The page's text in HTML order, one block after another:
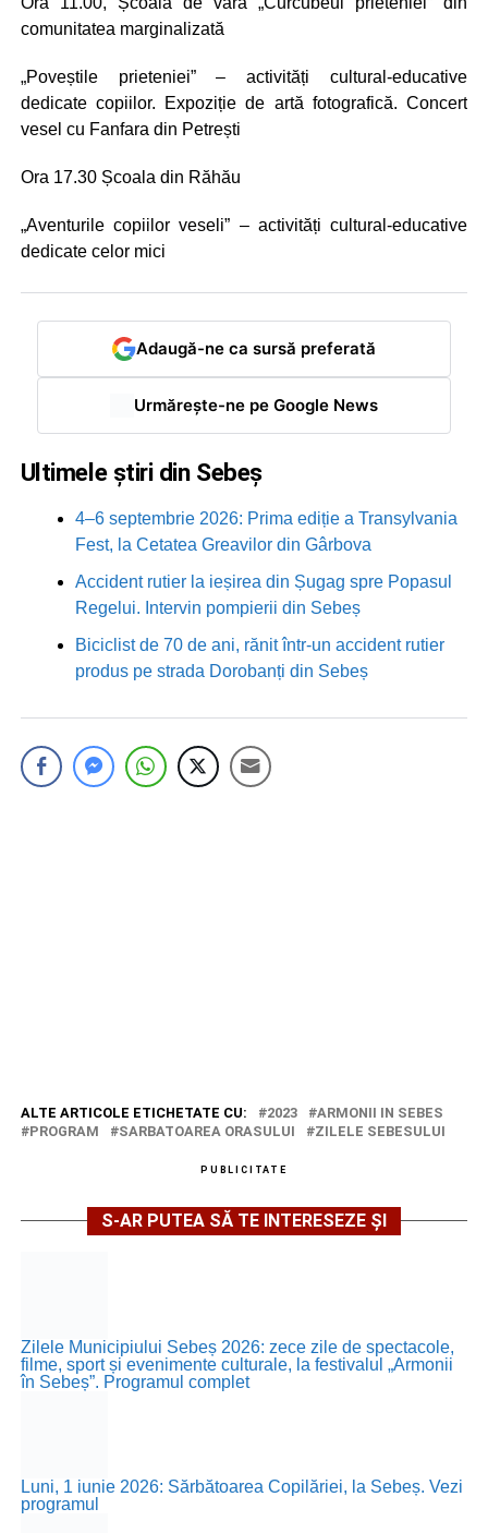
comunitatea marginalizată
„Poveștile prieteniei” – activități cultural-educative
dedicate copiilor. Expoziție de artă fotografică. Concert
vesel cu Fanfara din Petrești
Ora 17.30 Școala din Răhău
„Aventurile copiilor veseli” – activități cultural-educative
dedicate celor mici
Adaugă-ne ca sursă preferată
Urmărește-ne pe Google News
Ultimele știri din Sebeș
4–6 septembrie 2026: Prima ediție a Transylvania
Fest, la Cetatea Greavilor din Gârbova
Accident rutier la ieșirea din Șugag spre Popasul
Regelui. Intervin pompierii din Sebeș
Biciclist de 70 de ani, rănit într-un accident rutier
produs pe strada Dorobanți din Sebeș
ALTE ARTICOLE ETICHETATE CU: 2023
ARMONII IN SEBES
PROGRAM
SARBATOAREA ORASULUI ZILELE SEBESULUI
PUBLICITATE
S-AR PUTEA SĂ TE INTERESEZE ȘI
Zilele Municipiului Sebeș 2026: zece zile de spectacole,
filme, sport și evenimente culturale, la festivalul „Armonii
în Sebeș”. Programul complet
Luni, 1 iunie 2026: Sărbătoarea Copilăriei, la Sebeș. Vezi
programul